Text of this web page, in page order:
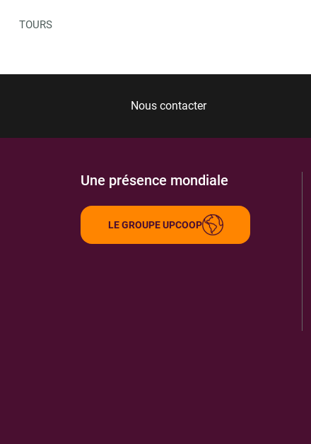
TOURS
Nous contacter
Une présence mondiale
LE GROUPE UPCOOP